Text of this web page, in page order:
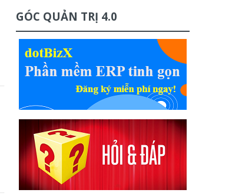
GÓC QUẢN TRỊ 4.0